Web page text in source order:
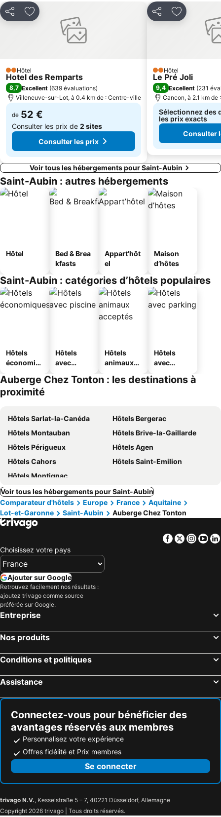
PartagerAjouter à mes favoris
2 Étoiles
Hôtel
Hotel des Remparts
8,7 Excellent (639 évaluations)
Villeneuve-sur-Lot, à 0.4 km de : Centre-ville
de 52 €
Consulter les prix de 2 sites
Consulter les prix
PartagerAjouter à
2 Étoiles
Hôtel
Le Pré Joli
9,4 Excellent (231
Cancon, à 2.1 km
Sélectionnez des
les prix exacts
Consulter
Voir tous les hébergements pour Saint-Aubin
Saint-Aubin : autres hébergements
Hôtel
Bed & Brea
kfasts
Appart’hôt
el
Maison
d’hôtes
Saint-Aubin : catégories d’hôtels populaires
Hôtels
économiq
Hôtels
avec
Hôtels
animaux
Hôtels
avec
Auberge Chez Tonton : les destinations à
proximité
Hôtels Sarlat-la-Canéda
Hôtels Bergerac
Hôtels Montauban
Hôtels Brive-la-Gaillarde
Hôtels Périgueux
Hôtels Agen
Hôtels Cahors
Hôtels Saint-Emilion
Hôtels Montignac
Voir tous les hébergements pour Saint-Aubin
Comparateur d'hôtels
Europe France
Aquitaine
Lot-et-Garonne
Saint-Aubin Auberge Chez Tonton
Facebook
Twitter
Choisissez votre pays
Ajouter sur Google
Retrouvez facilement nos résultats :
ajoutez trivago comme source
préférée sur Google.
Entreprise
Nos produits
Conditions et politiques
Assistance
Connectez-vous pour bénéficier des
avantages réservés aux membres
Personnalisez votre expérience
Offres fidélité et Prix membres
Se connecter
trivago N.V., Kesselstraße 5 – 7, 40221 Düsseldorf, Allemagne
Copyright 2026 trivago | Tous droits réservés.